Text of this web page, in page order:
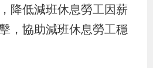
降低減班休息勞工因薪
，協助減班休息勞工穩